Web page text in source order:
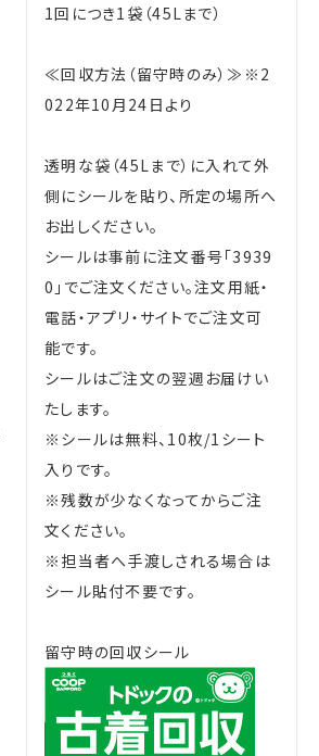
1回につき1袋（45Lまで）
≪回収方法（留守時のみ）≫※2
022年10月24日より
透明な袋（45Lまで）に入れて外
側にシールを貼り、所定の場所へ
お出しください。
シールは事前に注文番号「3939
0」でご注文ください。注文用紙・
電話・アプリ・サイトでご注文可
能です。
シールはご注文の翌週お届けい
たします。
※シールは無料、10枚/1シート
入りです。
※残数が少なくなってからご注
文ください。
※担当者へ手渡しされる場合は
シール貼付不要です。
留守時の回収シール